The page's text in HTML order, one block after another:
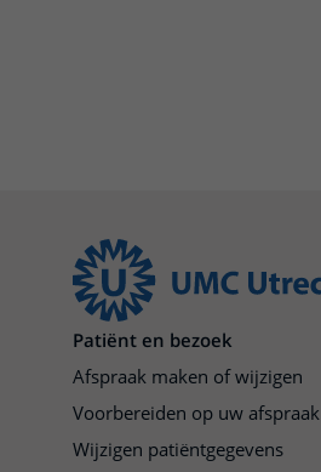
Patiënt en bezoek
Afspraak maken of wijzigen
Voorbereiden op uw afspraak
Wijzigen patiëntgegevens